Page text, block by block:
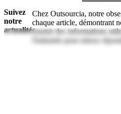
Suivez
notre
actualité
Chez Outsourcia, notre
chaque article, démontrant
fournir des informations
l'industrie pour mieux